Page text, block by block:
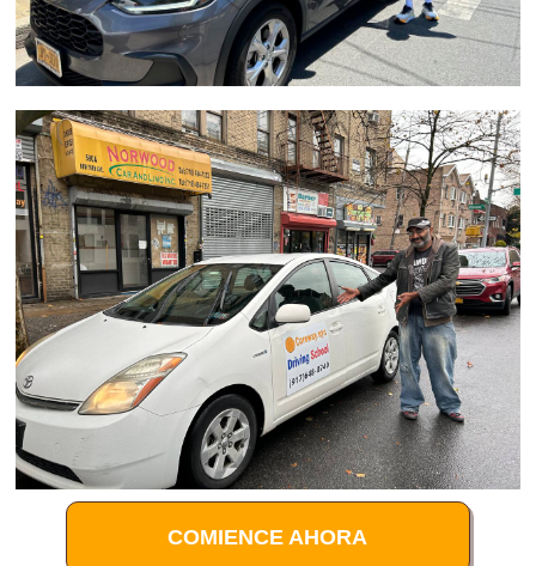
COMIENCE AHORA